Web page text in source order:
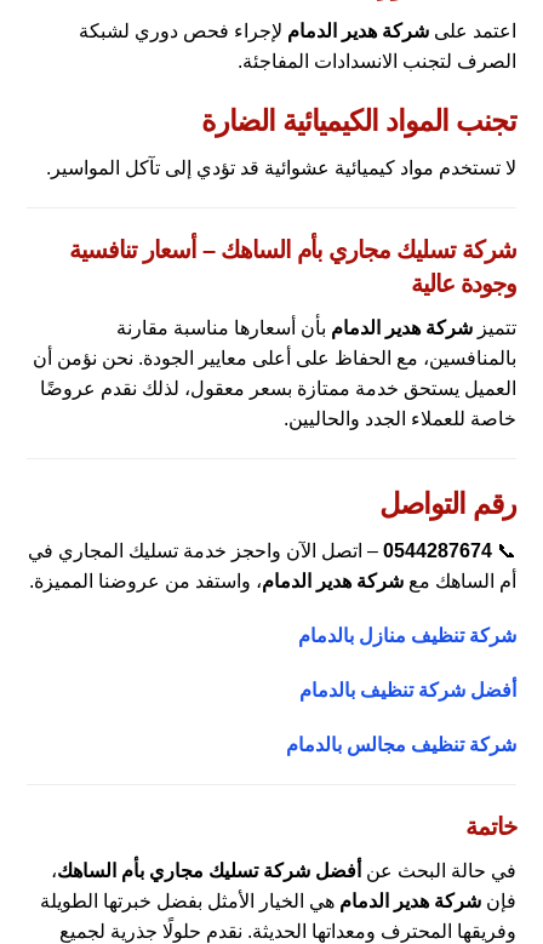
اعتمد علىشركة هدير الدمام لإجراء فحص دوري لشبكة
الصرف لتجنب الانسدادات المفاجئة.
تجنب المواد الكيميائية الضارة
لا تستخدم مواد كيميائية عشوائية قد تؤدي إلى تآكل المواسير.
شركة تسليك مجاري بأم الساهك – أسعار تنافسية
وجودة عالية
تتميزشركة هدير الدمام بأن أسعارها مناسبة مقارنة
بالمنافسين، مع الحفاظ على أعلى معايير الجودة. نحن نؤمن أن
العميل يستحق خدمة ممتازة بسعر معقول، لذلك نقدم عروضًا
خاصة للعملاء الجدد والحاليين.
رقم التواصل
📞
0544287674 – اتصل الآن واحجز خدمة تسليك المجاري في
أم الساهك معشركة هدير الدمام، واستفد من عروضنا المميزة.
شركة تنظيف منازل بالدمام
أفضل شركة تنظيف بالدمام
شركة تنظيف مجالس بالدمام
خاتمة
في حالة البحث عن أفضل شركة تسليك مجاري بأم الساهك،
فإنشركة هدير الدمام هي الخيار الأمثل بفضل خبرتها الطويلة
وفريقها المحترف ومعداتها الحديثة. نقدم حلولًا جذرية لجميع